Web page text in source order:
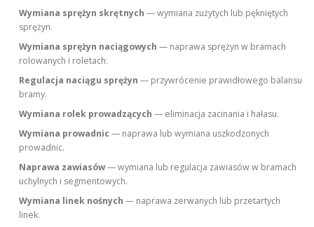
Wymiana sprężyn skrętnych — wymiana zużytych lub pękniętych
sprężyn.
Wymiana sprężyn naciągowych — naprawa sprężyn w bramach
rolowanych i roletach.
Regulacja naciągu sprężyn — przywrócenie prawidłowego balansu
bramy.
Wymiana rolek prowadzących — eliminacja zacinania i hałasu.
Wymiana prowadnic — naprawa lub wymiana uszkodzonych
prowadnic.
Naprawa zawiasów— wymiana lub regulacja zawiasów w bramach
uchylnych i segmentowych.
Wymiana linek nośnych — naprawa zerwanych lub przetartych
linek.